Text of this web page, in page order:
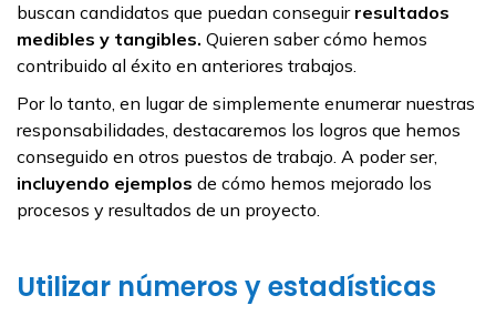
buscan candidatos que puedan conseguirresultados
medibles y tangibles. Quieren saber cómo hemos
contribuido al éxito en anteriores trabajos.
Por lo tanto, en lugar de simplemente enumerar nuestras
responsabilidades, destacaremos los logros que hemos
conseguido en otros puestos de trabajo. A poder ser,
incluyendo ejemplos de cómo hemos mejorado los
procesos y resultados de un proyecto.
Utilizar números y estadísticas